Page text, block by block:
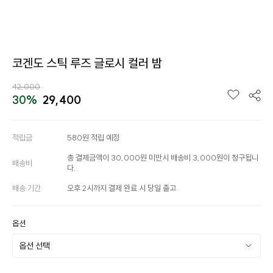
코겐도 스틱 루즈 글로시 컬러 밤
42,000
30% 29,400
적립금 580원 적립 예정
배송비
총 결제금액이 30,000원 미만시 배송비 3,000원이 청구됩니
다.
배송 기간 오후 2시까지 결제 완료 시 당일 출고
옵션